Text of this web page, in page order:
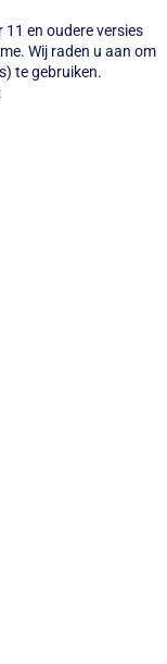
en oudere versies
Wij raden u aan om
te gebruiken.